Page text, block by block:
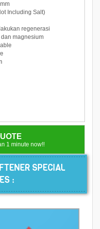
Including Salt)
regenerasi
magnesium
1 minute now!!
SPECIAL
: